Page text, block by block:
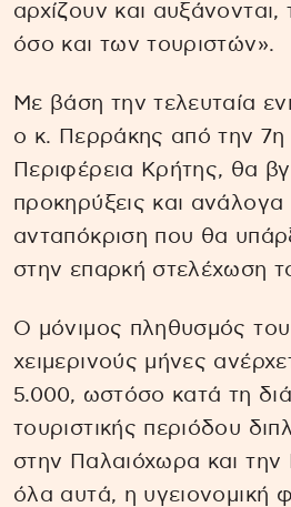
αρχίζουν και
όσο και των τουριστών».
Με βάση την τελευταία
ο κ. Περράκης από την 7η
Περιφέρεια Κρήτης, θα
προκηρύξεις και ανάλογα
ανταπόκριση που θα
στην επαρκή στελέχωση
Ο μόνιμος πληθυσμός
χειμερινούς μήνες
5.000, ωστόσο κατά τη
τουριστικής περιόδου
στην Παλαιόχωρα και
όλα αυτά, η υγειονομική